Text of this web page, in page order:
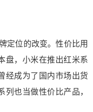
定位的改变。性价比用
盘，小米在推出红米系
经成为了国内市场出货
列也当做性价比产品，